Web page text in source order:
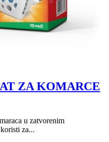
ZA KOMARCE
u zatvorenim
za...